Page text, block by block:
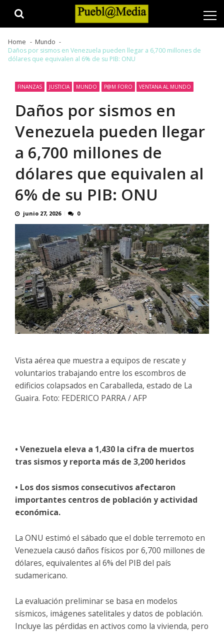
Home
Mundo
Daños por sismos en Venezuela pueden llegar a 6,700 millones de
dólares que equivalen al 6% de su PIB: ONU
FINANZAS JUSTICIA MUNDO P@M FORO VENTANA AL MUNDO
Daños por sismos en
Venezuela pueden llegar
a 6,700 millones de
dólares que equivalen al
6% de su PIB: ONU
junio 27, 2026 0
Vista aérea que muestra a equipos de rescate y
voluntarios trabajando entre los escombros de
edificios colapsados en Caraballeda, estado de La
Guaira. Foto: FEDERICO PARRA / AFP
• Venezuela eleva a 1,430 la cifra de muertos
tras sismos y reporta más de 3,200 heridos
• Los dos sismos consecutivos afectaron
importantes centros de población y actividad
económica.
La ONU estimó el sábado que el doble terremoto en
Venezuela causó daños físicos por 6,700 millones de
dólares, equivalentes al 6% del PIB del país
sudamericano.
La evaluación preliminar se basa en modelos
sísmicos, imágenes satelitales y datos de población.
Incluye las pérdidas en activos como la vivienda, pero